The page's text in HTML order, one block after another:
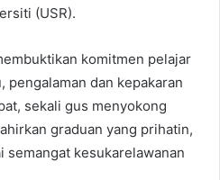
(USR).
komitmen pelajar
pengalaman dan kepakaran
sekali gus menyokong
graduan yang prihatin,
semangat kesukarelawanan